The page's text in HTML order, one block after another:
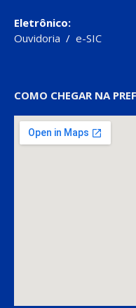
Eletrônico:
Ouvidoria / e-SIC
COMO CHEGAR NA